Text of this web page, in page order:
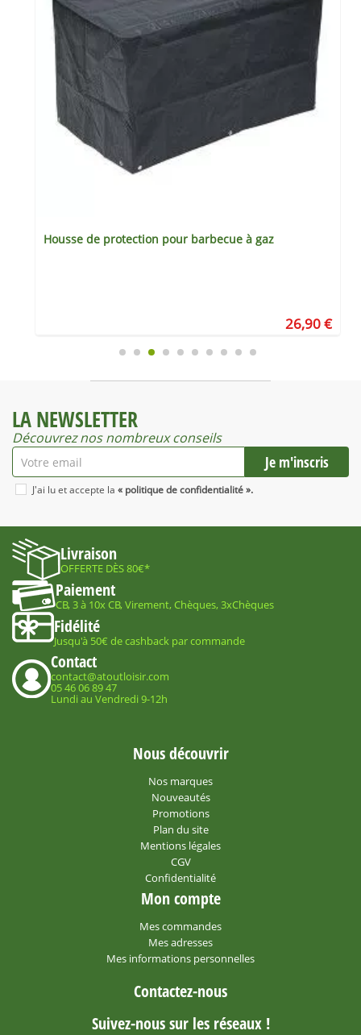
Housse de protection pour barbecue à gaz
26,90 €
LA NEWSLETTER
Découvrez nos nombreux conseils
J'ai lu et accepte la « politique de confidentialité ».
Livraison
OFFERTE DÈS 80€*
Paiement
CB, 3 à 10x CB, Virement, Chèques, 3xChèques
Fidélité
Jusqu'à 50€ de cashback par commande
Contact
contact@atoutloisir.com
05 46 06 89 47
Lundi au Vendredi 9-12h
Nous découvrir
Nos marques
Nouveautés
Promotions
Plan du site
Mentions légales
CGV
Confidentialité
Mon compte
Mes commandes
Mes adresses
Mes informations personnelles
Contactez-nous
Suivez-nous sur les réseaux !